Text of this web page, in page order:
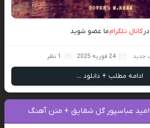
درکانال تلگرامما عضو شوید
جدید 24 فوریه 2025 1 نظر
ادامه مطلب + دانلود ...
امید عباسپور گل شقایق + متن آهنگ